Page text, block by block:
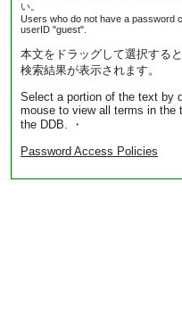
い。
Users who do not have a password
userID "guest".
本文をドラッグして選択する
検索結果が表示されます。
Select a portion of the text by
mouse to view all terms in the
the DDB. ・
Password Access Policies